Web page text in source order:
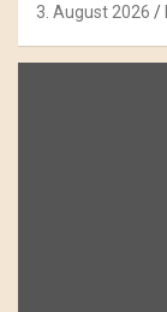
3. August 2026